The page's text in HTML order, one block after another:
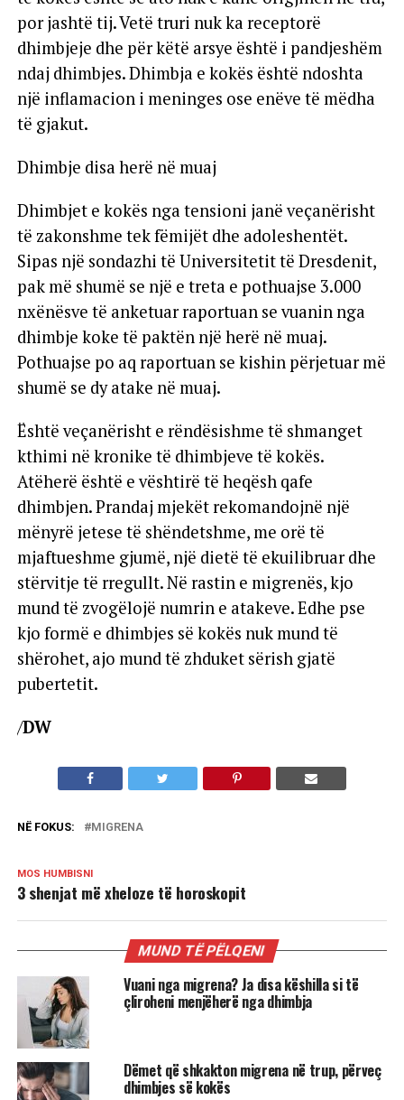
por jashtë tij. Vetë truri nuk ka receptorë
dhimbjeje dhe për këtë arsye është i pandjeshëm
ndaj dhimbjes. Dhimbja e kokës është ndoshta
një inflamacion i meninges ose enëve të mëdha
të gjakut.
Dhimbje disa herë në muaj
Dhimbjet e kokës nga tensioni janë veçanërisht
të zakonshme tek fëmijët dhe adoleshentët.
Sipas një sondazhi të Universitetit të Dresdenit,
pak më shumë se një e treta e pothuajse 3.000
nxënësve të anketuar raportuan se vuanin nga
dhimbje koke të paktën një herë në muaj.
Pothuajse po aq raportuan se kishin përjetuar më
shumë se dy atake në muaj.
Është veçanërisht e rëndësishme të shmanget
kthimi në kronike të dhimbjeve të kokës.
Atëherë është e vështirë të heqësh qafe
dhimbjen. Prandaj mjekët rekomandojnë një
mënyrë jetese të shëndetshme, me orë të
mjaftueshme gjumë, një dietë të ekuilibruar dhe
stërvitje të rregullt. Në rastin e migrenës, kjo
mund të zvogëlojë numrin e atakeve. Edhe pse
kjo formë e dhimbjes së kokës nuk mund të
shërohet, ajo mund të zhduket sërish gjatë
pubertetit.
/DW
NË FOKUS: MIGRENA
MOS HUMBISNI
3 shenjat më xheloze të horoskopit
MUND TË PËLQENI
Vuani nga migrena? Ja disa këshilla si të
çliroheni menjëherë nga dhimbja
Dëmet që shkakton migrena në trup, përveç
dhimbjes së kokës